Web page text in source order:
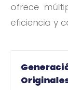
ofrece
eficiencia y